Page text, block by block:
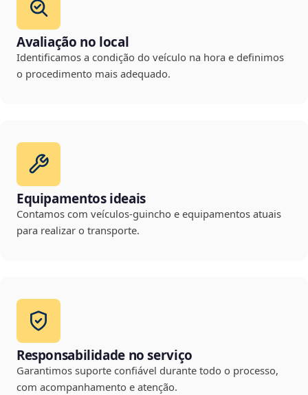
Avaliação no local
Identificamos a condição do veículo na hora e definimos
o procedimento mais adequado.
Equipamentos ideais
Contamos com veículos-guincho e equipamentos atuais
para realizar o transporte.
Responsabilidade no serviço
Garantimos suporte confiável durante todo o processo,
com acompanhamento e atenção.